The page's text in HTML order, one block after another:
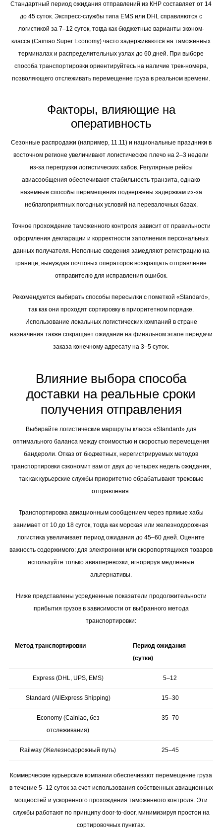
Стандартный период ожидания отправлений из КНР составляет от 14
до 45 суток. Экспресс-службы типа EMS или DHL справляются с
логистикой за 7–12 суток, тогда как бюджетные варианты эконом-
класса (Cainiao Super Economy) часто задерживаются на таможенных
терминалах и распределительных узлах до 60 дней. При выборе
способа транспортировки ориентируйтесь на наличие трек-номера,
позволяющего отслеживать перемещение груза в реальном времени.
Факторы, влияющие на
оперативность
Сезонные распродажи (например, 11.11) и национальные праздники в
восточном регионе увеличивают логистическое плечо на 2–3 недели
из-за перегрузки логистических хабов. Регулярные рейсы
авиасообщения обеспечивают стабильность транзита, однако
наземные способы перемещения подвержены задержкам из-за
неблагоприятных погодных условий на перевалочных базах.
Точное прохождение таможенного контроля зависит от правильности
оформления декларации и корректности заполнения персональных
данных получателя. Неполные сведения замедляют регистрацию на
границе, вынуждая почтовых операторов возвращать отправление
отправителю для исправления ошибок.
Рекомендуется выбирать способы пересылки с пометкой «Standard»,
так как они проходят сортировку в приоритетном порядке.
Использование локальных логистических компаний в стране
назначения также сокращает ожидание на финальном этапе передачи
заказа конечному адресату на 3–5 суток.
Влияние выбора способа
доставки на реальные сроки
получения отправления
Выбирайте логистические маршруты класса «Standard» для
оптимального баланса между стоимостью и скоростью перемещения
бандероли. Отказ от бюджетных, нерегистрируемых методов
транспортировки сэкономит вам от двух до четырех недель ожидания,
так как курьерские службы приоритетно обрабатывают трековые
отправления.
Транспортировка авиационным сообщением через прямые хабы
занимает от 10 до 18 суток, тогда как морская или железнодорожная
логистика увеличивает период ожидания до 45–60 дней. Оцените
важность содержимого: для электроники или скоропортящихся товаров
используйте только авиаперевозки, игнорируя медленные
альтернативы.
Ниже представлены усредненные показатели продолжительности
прибытия грузов в зависимости от выбранного метода
транспортировки:
Метод транспортировки
Период ожидания
(сутки)
Express (DHL, UPS, EMS) 5–12
Standard (AliExpress Shipping) 15–30
Economy (Cainiao, без
отслеживания)
35–70
Railway (Железнодорожный путь) 25–45
Коммерческие курьерские компании обеспечивают перемещение груза
в течение 5–12 суток за счет использования собственных авиационных
мощностей и ускоренного прохождения таможенного контроля. Эти
службы работают по принципу door-to-door, минимизируя простои на
сортировочных пунктах.